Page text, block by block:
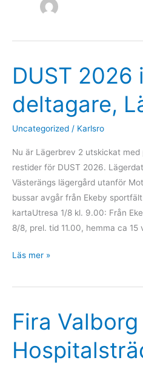
DUST 2026
deltagare,
Uncategorized / Karlsro
Nu är Lägerbrev 2 utskickat
restider för DUST 2026.
Västerängs lägergård utanför
bussar avgår från Ekeby
kartaUtresa 1/8 kl. 9.00: Från
8/8, prel. tid 11.00, hemma ca 15
DUST
info
deltagare,
Lägerbrev
2
Läs mer »
Fira Valborg